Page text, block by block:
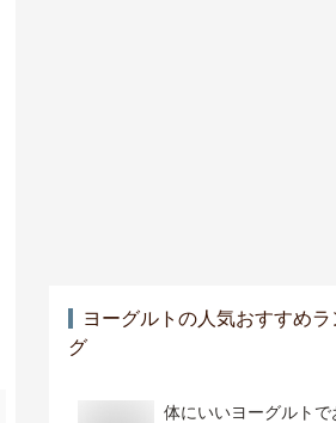
ヨーグルト の人気おすすめラ
グ
体にいいヨーグルトで